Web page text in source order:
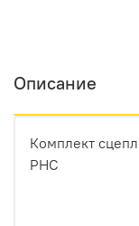
Описание
Комплект
PHC